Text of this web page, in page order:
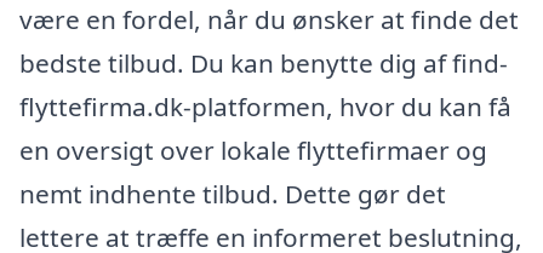
være en fordel, når du ønsker at finde det
bedste tilbud. Du kan benytte dig af find-
flyttefirma.dk-platformen, hvor du kan få
en oversigt over lokale flyttefirmaer og
nemt indhente tilbud. Dette gør det
lettere at træffe en informeret beslutning,